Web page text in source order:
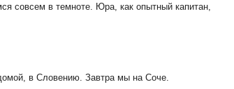
совсем в темноте. Юра, как опытный капитан,
в Словению. Завтра мы на Соче.